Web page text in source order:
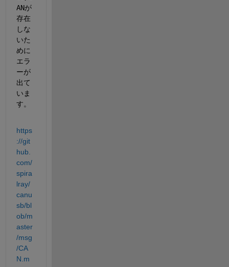
ANが
存在
しな
いた
めに
エラ
ーが
出て
いま
す。
https
://git
hub.
com/
spira
lray/
canu
sb/bl
ob/m
aster
/msg
/CA
N.m